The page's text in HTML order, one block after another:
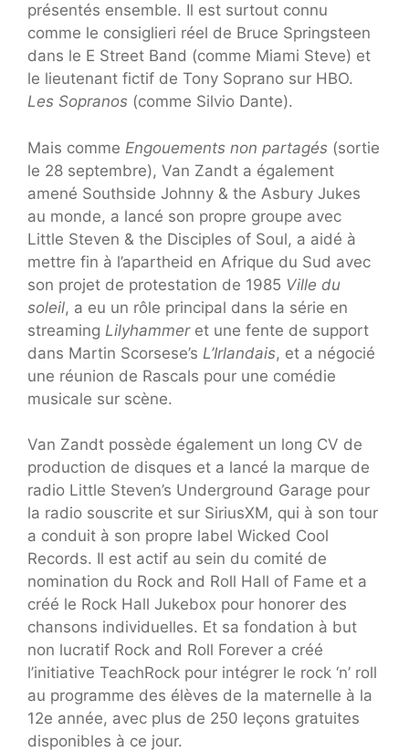
présentés ensemble. Il est surtout connu
comme le consiglieri réel de Bruce Springsteen
dans le E Street Band (comme Miami Steve) et
le lieutenant fictif de Tony Soprano sur HBO.
Les Sopranos (comme Silvio Dante).
Mais comme Engouements non partagés (sortie
le 28 septembre), Van Zandt a également
amené Southside Johnny & the Asbury Jukes
au monde, a lancé son propre groupe avec
Little Steven & the Disciples of Soul, a aidé à
mettre fin à l’apartheid en Afrique du Sud avec
son projet de protestation de 1985 Ville du
soleil, a eu un rôle principal dans la série en
streaming Lilyhammeret une fente de support
dans Martin Scorsese’s L’Irlandais, et a négocié
une réunion de Rascals pour une comédie
musicale sur scène.
Van Zandt possède également un long CV de
production de disques et a lancé la marque de
radio Little Steven’s Underground Garage pour
la radio souscrite et sur SiriusXM, qui à son tour
a conduit à son propre label Wicked Cool
Records. Il est actif au sein du comité de
nomination du Rock and Roll Hall of Fame et a
créé le Rock Hall Jukebox pour honorer des
chansons individuelles. Et sa fondation à but
non lucratif Rock and Roll Forever a créé
l’initiative TeachRock pour intégrer le rock ‘n’ roll
au programme des élèves de la maternelle à la
12e année, avec plus de 250 leçons gratuites
disponibles à ce jour.